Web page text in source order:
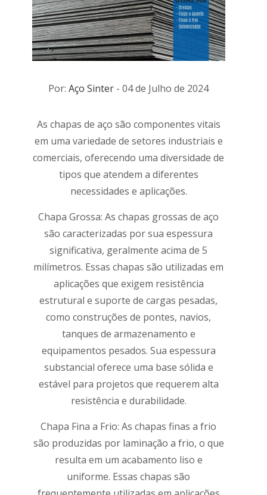
Por:Aço Sinter - 04 de Julho de 2024
As chapas de aço são componentes vitais
em uma variedade de setores industriais e
comerciais, oferecendo uma diversidade de
tipos que atendem a diferentes
necessidades e aplicações.
Chapa Grossa: As chapas grossas de aço
são caracterizadas por sua espessura
significativa, geralmente acima de 5
milímetros. Essas chapas são utilizadas em
aplicações que exigem resistência
estrutural e suporte de cargas pesadas,
como construções de pontes, navios,
tanques de armazenamento e
equipamentos pesados. Sua espessura
substancial oferece uma base sólida e
estável para projetos que requerem alta
resistência e durabilidade.
Chapa Fina a Frio: As chapas finas a frio
são produzidas por laminação a frio, o que
resulta em um acabamento liso e
uniforme. Essas chapas são